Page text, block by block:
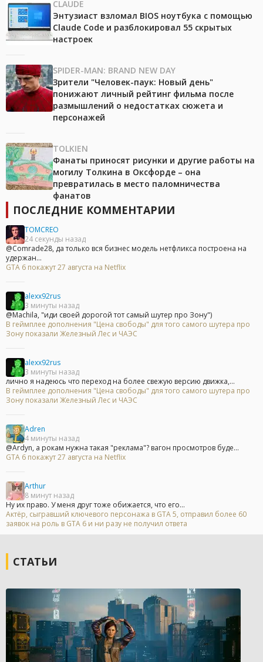
CLAUDE
Энтузиаст взломал BIOS ноутбука с помощью
Claude Code и разблокировал 55 скрытых
настроек
SPIDER-MAN: BRAND NEW DAY
Зрители "Человек-паук: Новый день"
понижают личный рейтинг фильма после
размышлений о недостатках сюжета и
персонажей
TOLKIEN
Фанаты приносят рисунки и другие работы на
могилу Толкина в Оксфорде – она
превратилась в место паломничества
фанатов
ПОСЛЕДНИЕ КОММЕНТАРИИ
TOMCREO
24 секунды назад
@Comrade28, да только вся бизнес модель нетфликса построена на
удержан...
GTA 6 покажут 27 августа на Netflix
alexx92rus
3 минуты назад
@Machila, "иди своей дорогой тот самый шутер про Зону")
В геймплее дополнения "Цена свободы" для того самого шутера про
Зону показали Железный Лес и ЧАЭС
alexx92rus
3 минуты назад
лично я надеюсь что переход на более свежую версию движка,...
В геймплее дополнения "Цена свободы" для того самого шутера про
Зону показали Железный Лес и ЧАЭС
Adren
4 минуты назад
@Ardyn, а рокам нужна такая "реклама"? вагон просмотров буде...
GTA 6 покажут 27 августа на Netflix
Arthur
8 минут назад
Ну их право. У меня друг тоже обижается, что его...
Актёр, сыгравший ключевого персонажа в GTA 5, отправил более 60
заявок на роль в GTA 6 и ни разу не получил ответа
СТАТЬИ